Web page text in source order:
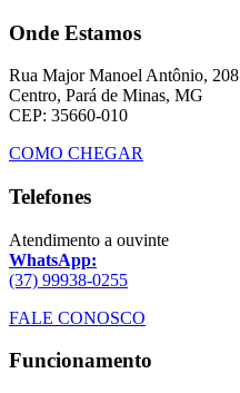
Onde Estamos
Rua Major Manoel Antônio, 208
Centro, Pará de Minas, MG
CEP: 35660-010
COMO CHEGAR
Telefones
Atendimento a ouvinte
WhatsApp:
(37) 99938-0255
FALE CONOSCO
Funcionamento